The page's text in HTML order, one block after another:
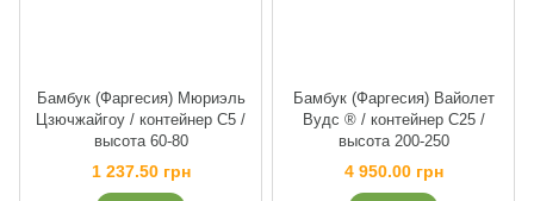
Бамбук (Фаргесия) Мюриэль
Цзючжайгоу / контейнер C5 /
высота 60-80
1 237.50 грн
Бамбук (Фаргесия) Вайолет
Вудс ® / контейнер C25 /
высота 200-250
4 950.00 грн